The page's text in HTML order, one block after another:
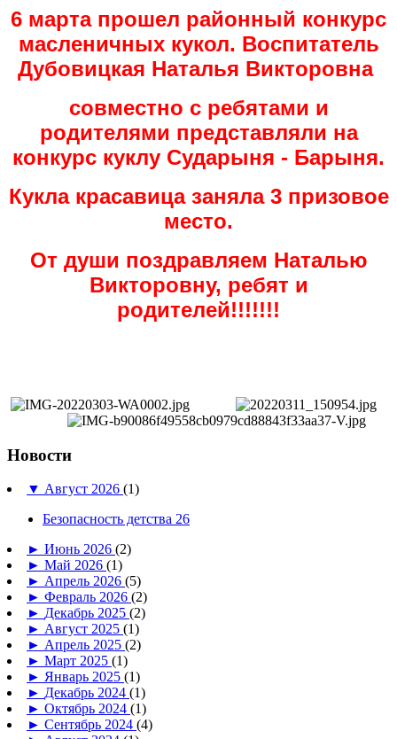
6 марта прошел районный конкурс
масленичных кукол. Воспитатель
Дубовицкая Наталья Викторовна
совместно с ребятами и
родителями представляли на
конкурс куклу Сударыня - Барыня.
Кукла красавица заняла 3 призовое
место.
От души поздравляем Наталью
Викторовну, ребят и
родителей!!!!!!!
Новости
▼ Август 2026 (1)
Безопасность детства 26
► Июнь 2026 (2)
► Май 2026 (1)
► Апрель 2026 (5)
► Февраль 2026 (2)
► Декабрь 2025 (2)
► Август 2025 (1)
► Апрель 2025 (2)
► Март 2025 (1)
► Январь 2025 (1)
► Декабрь 2024 (1)
► Октябрь 2024 (1)
► Сентябрь 2024 (4)